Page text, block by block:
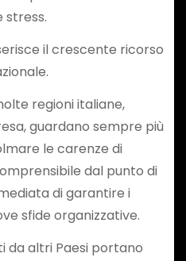
stress.
il crescente ricorso
regioni italiane,
guardano sempre più
le carenze di
dal punto di
di garantire i
sfide organizzative.
da altri Paesi portano